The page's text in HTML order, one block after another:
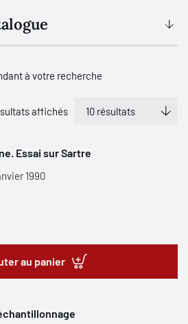
à votre recherche
affichés
Essai sur Sartre
1990
au panier